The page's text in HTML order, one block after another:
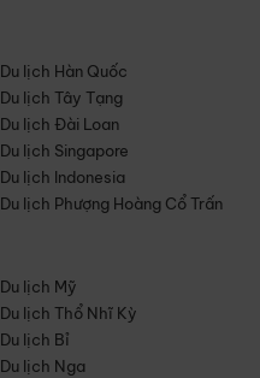
Du lịch Hàn Quốc
Du lịch Tây Tạng
Du lịch Đài Loan
Du lịch Singapore
Du lịch Indonesia
Du lịch Phượng Hoàng Cổ Trấn
Du lịch Mỹ
Du lịch Thổ Nhĩ Kỳ
Du lịch Bỉ
Du lịch Nga